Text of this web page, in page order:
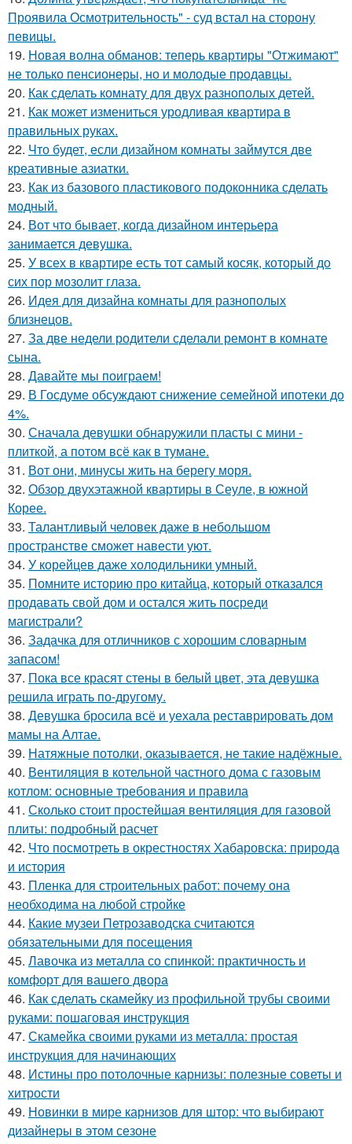
Проявила Осмотрительность" - суд встал на сторону
певицы.
19. Новая волна обманов: теперь квартиры "Отжимают"
не только пенсионеры, но и молодые продавцы.
20. Как сделать комнату для двух разнополых детей.
21. Как может измениться уродливая квартира в
правильных руках.
22. Что будет, если дизайном комнаты займутся две
креативные азиатки.
23. Как из базового пластикового подоконника сделать
модный.
24. Вот что бывает, когда дизайном интерьера
занимается девушка.
25. У всех в квартире есть тот самый косяк, который до
сих пор мозолит глаза.
26. Идея для дизайна комнаты для разнополых
близнецов.
27. За две недели родители сделали ремонт в комнате
сына.
28. Давайте мы поиграем!
29. В Госдуме обсуждают снижение семейной ипотеки до
4%.
30. Сначала девушки обнаружили пласты с мини -
плиткой, а потом всё как в тумане.
31. Вот они, минусы жить на берегу моря.
32. Обзор двухэтажной квартиры в Сеуле, в южной
Корее.
33. Талантливый человек даже в небольшом
пространстве сможет навести уют.
34. У корейцев даже холодильники умный.
35. Помните историю про китайца, который отказался
продавать свой дом и остался жить посреди
магистрали?
36. Задачка для отличников с хорошим словарным
запасом!
37. Пока все красят стены в белый цвет, эта девушка
решила играть по-другому.
38. Девушка бросила всё и уехала реставрировать дом
мамы на Алтае.
39. Натяжные потолки, оказывается, не такие надёжные.
40. Вентиляция в котельной частного дома с газовым
котлом: основные требования и правила
41. Сколько стоит простейшая вентиляция для газовой
плиты: подробный расчет
42. Что посмотреть в окрестностях Хабаровска: природа
и история
43. Пленка для строительных работ: почему она
необходима на любой стройке
44. Какие музеи Петрозаводска считаются
обязательными для посещения
45. Лавочка из металла со спинкой: практичность и
комфорт для вашего двора
46. Как сделать скамейку из профильной трубы своими
руками: пошаговая инструкция
47. Скамейка своими руками из металла: простая
инструкция для начинающих
48. Истины про потолочные карнизы: полезные советы и
хитрости
49. Новинки в мире карнизов для штор: что выбирают
дизайнеры в этом сезоне